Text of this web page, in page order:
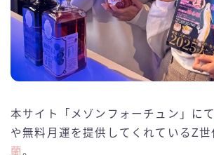
本サイト「メゾンフォーチュン」にて
や無料月運を提供してくれているZ世
蘭。